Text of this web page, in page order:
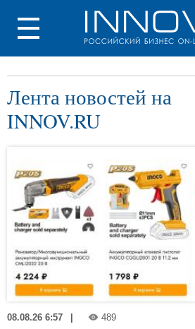
Лента новостей на
INNOV.RU
08.08.26 6:57 489